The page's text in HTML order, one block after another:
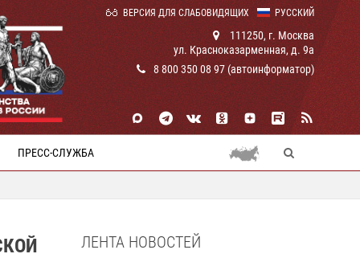
РУССКИЙ
ВЕРСИЯ ДЛЯ СЛАБОВИДЯЩИХ
111250, г. Москва
ул. Красноказарменная, д. 9а
8 800 350 08 97 (автоинформатор)
ПРЕСС-СЛУЖБА
ЛЕНТА НОВОСТЕЙ